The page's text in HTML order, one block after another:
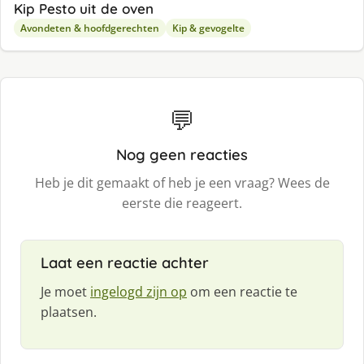
Kip Pesto uit de oven
Avondeten & hoofdgerechten Kip & gevogelte
💬
Nog geen reacties
Heb je dit gemaakt of heb je een vraag? Wees de
eerste die reageert.
Laat een reactie achter
Je moet ingelogd zijn op om een reactie te
plaatsen.